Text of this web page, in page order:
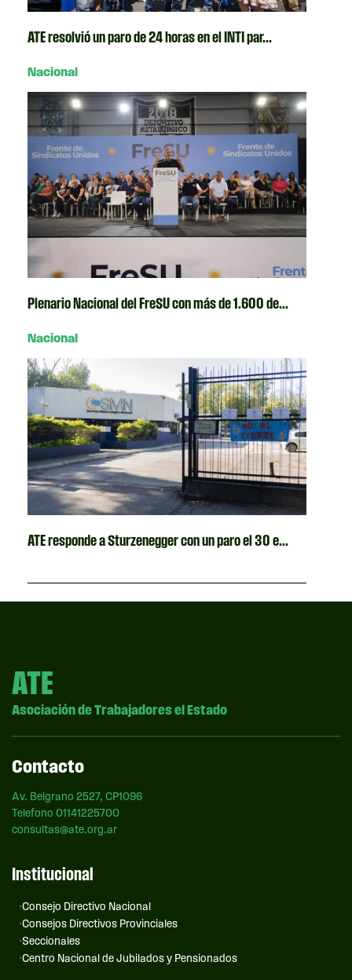
ATE resolvió un paro de 24 horas en el INTI par...
Nacional
Plenario Nacional del FreSU con más de 1.600 de...
Nacional
ATE responde a Sturzenegger con un paro el 30 e...
ATE
Asociación de Trabajadores el Estado
Contacto
Av. Belgrano 2527, CP1096
Telefono 01141225700
consultas@ate.org.ar
Institucional
Consejo Directivo Nacional
Consejos Directivos Provinciales
Seccionales
Centro Nacional de Jubilados y Pensionados